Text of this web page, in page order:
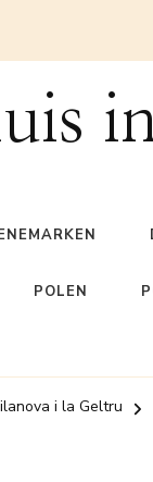
POLEN
i la Geltru